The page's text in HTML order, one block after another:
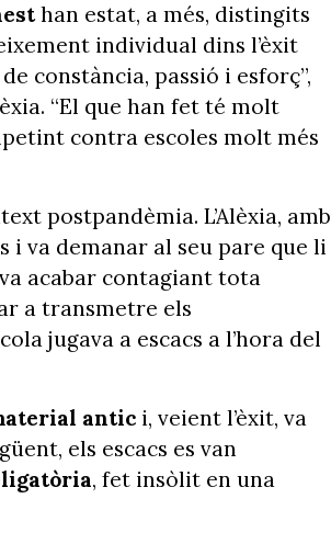
han estat, a més, distingits
individual dins l’èxit
constància, passió i esforç”,
“El que han fet té molt
contra escoles molt més
postpandèmia. L’Alèxia, amb
i va demanar al seu pare que li
acabar contagiant tota
a transmetre els
jugava a escacs a l’hora del
antic i, veient l’èxit, va
els escacs es van
, fet insòlit en una